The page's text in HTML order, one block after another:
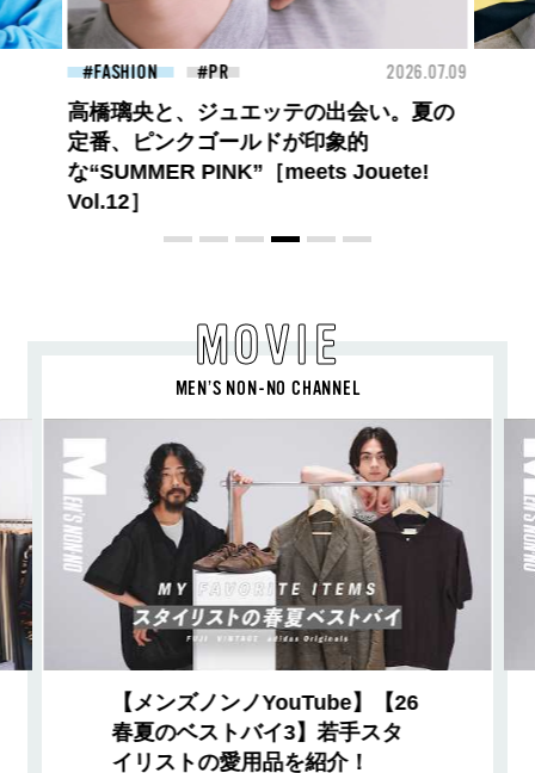
2026.07.09
、ジュエッテの出会い。夏の
クゴールドが印象的
PINK”［meets Jouete!
FASHION
MOVIE
MEN’S NON-NO CHANNEL
【メンズノンノYouTube】【26
春夏のベストバイ3】若手スタ
イリストの愛用品を紹介！